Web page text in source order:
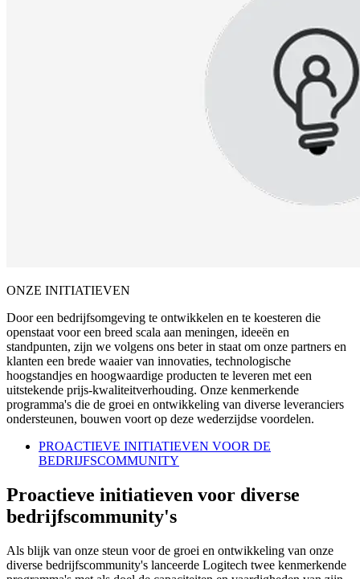
ONZE INITIATIEVEN
Door een bedrijfsomgeving te ontwikkelen en te koesteren die
openstaat voor een breed scala aan meningen, ideeën en
standpunten, zijn we volgens ons beter in staat om onze partners en
klanten een brede waaier van innovaties, technologische
hoogstandjes en hoogwaardige producten te leveren met een
uitstekende prijs-kwaliteitverhouding. Onze kenmerkende
programma's die de groei en ontwikkeling van diverse leveranciers
ondersteunen, bouwen voort op deze wederzijdse voordelen.
PROACTIEVE INITIATIEVEN VOOR DE
BEDRIJFSCOMMUNITY
Proactieve initiatieven voor diverse
bedrijfscommunity's
Als blijk van onze steun voor de groei en ontwikkeling van onze
diverse bedrijfscommunity's lanceerde Logitech twee kenmerkende